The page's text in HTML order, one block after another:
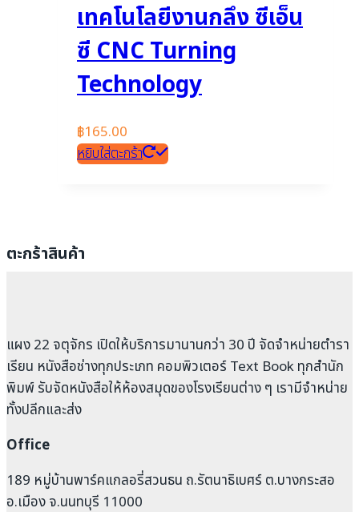
เทคโนโลยีงานกลึง ซีเอ็น
ซี CNC Turning
Technology
฿165.00
หยิบใส่ตะกร้า
ตะกร้าสินค้า
แผง 22 จตุจักร เปิดให้บริการมานานกว่า 30 ปี จัดจำหน่ายตำรา
เรียน หนังสือช่างทุกประเภท คอมพิวเตอร์ Text Book ทุกสำนัก
พิมพ์ รับจัดหนังสือให้ห้องสมุดของโรงเรียนต่าง ๆ เรามีจำหน่าย
ทั้งปลีกและส่ง
Office
189 หมู่บ้านพาร์คแกลอรี่สวนธน ถ.รัตนาธิเบศร์ ต.บางกระสอ
อ.เมือง จ.นนทบุรี 11000